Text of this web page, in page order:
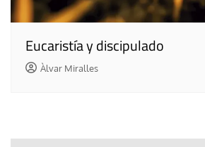
Eucaristía y discipulado
Àlvar Miralles